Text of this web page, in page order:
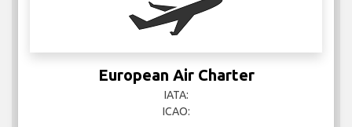
European Air Charter
IATA:
ICAO: